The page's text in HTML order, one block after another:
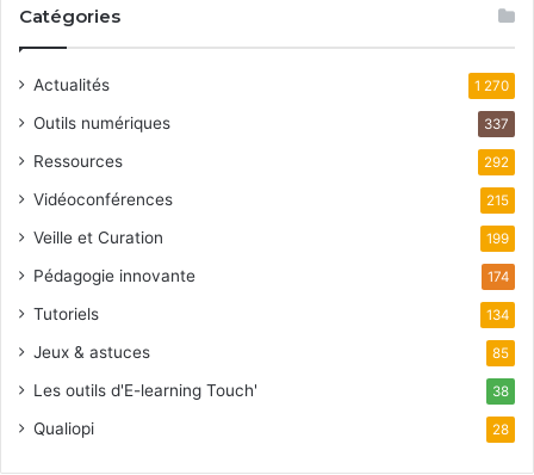
Catégories
Actualités 1 270
Outils numériques 337
Ressources 292
Vidéoconférences 215
Veille et Curation 199
Pédagogie innovante 174
Tutoriels 134
Jeux & astuces 85
Les outils d'E-learning Touch' 38
Qualiopi 28